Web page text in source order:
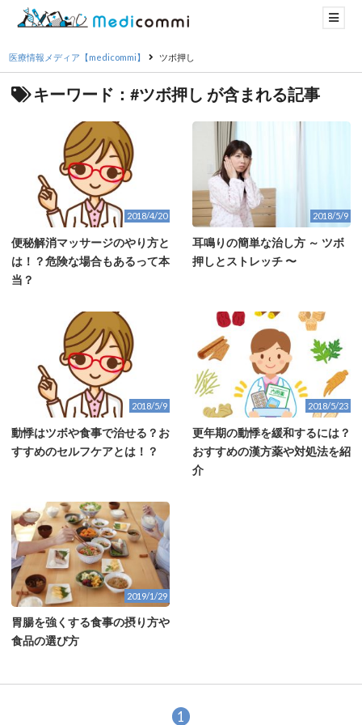
医療情報メディア【medicommi】 ツボ押し
キーワード：#ツボ押し が含まれる記事
2018/4/20
便秘解消マッサージのやり方と
は！？危険な場合もあるって本
当？
2018/5/9
耳鳴りの簡単な治し方 ～ ツボ
押しとストレッチ 〜
2018/5/9
動悸はツボや食事で治せる？お
すすめのセルフケアとは！？
2018/5/23
更年期の動悸を緩和するには？
おすすめの漢方薬や対処法を紹
介
2019/1/29
胃腸を強くする食事の摂り方や
食品の選び方
1